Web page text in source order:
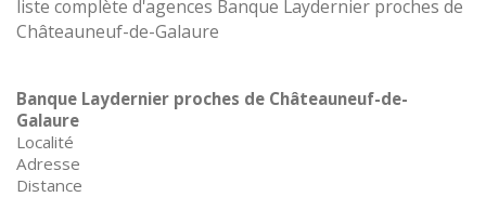
liste complète d'agences Banque Laydernier proches de
Châteauneuf-de-Galaure
Banque Laydernier proches de Châteauneuf-de-
Galaure
Localité
Adresse
Distance